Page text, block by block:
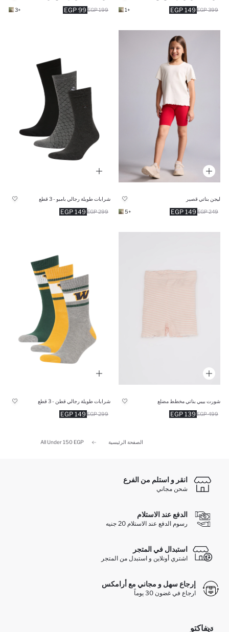
149 EGP 399 EGP
+1
99 EGP 199 EGP
+3
ليجن بناتي قصير
149 EGP 249 EGP
+5
شرابات طويلة رجالي بامبو - 3 قطع
149 EGP 299 EGP
شورت بيبي بناتي مخطط مضلع
139 EGP 499 EGP
شرابات طويلة رجالي قطن - 3 قطع
149 EGP 299 EGP
الصفحة الرئيسية All Under 150 EGP
انقر و استلم من الفرع
شحن مجاني
الدفع عند الاستلام
رسوم الدفع عند الاستلام 20 جنيه
استبدال في المتجر
اشتري أونلاين و استبدل من المتجر
إرجاع سهل و مجاني مع أرامكس
ارجاع في غضون 30 يوماً
ديفاكتو